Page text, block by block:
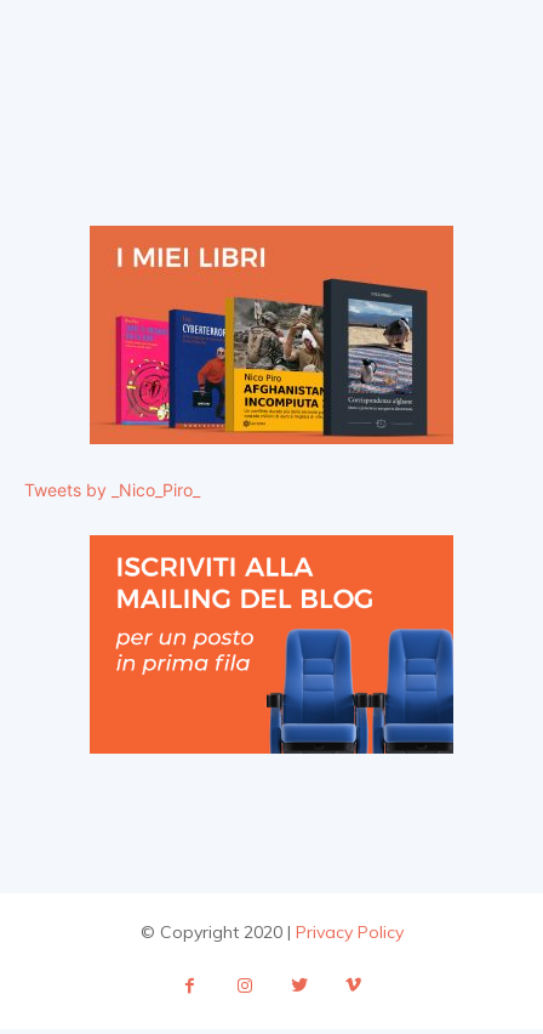
Tweets by _Nico_Piro_
© Copyright 2020 | Privacy Policy